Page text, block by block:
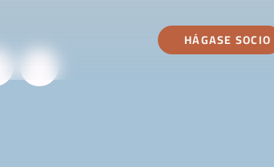
HÁGASE SOCIO